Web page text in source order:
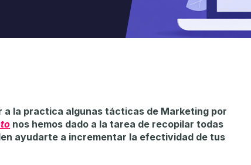
la practica algunas tácticas de Marketing por
nos hemos dado a la tarea de recopilar todas
ayudarte a incrementar la efectividad de tus